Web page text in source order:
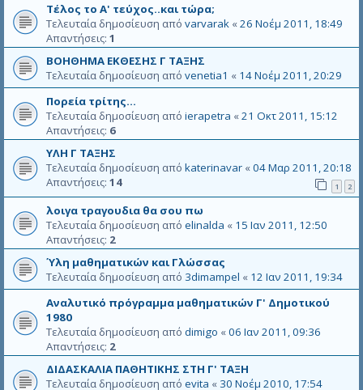
Τέλος το Α' τεύχος..και τώρα;
Τελευταία δημοσίευση από varvarak «26 Νοέμ 2011, 18:49
Απαντήσεις: 1
ΒΟΗΘΗΜΑ ΕΚΘΕΣΗΣ Γ ΤΑΞΗΣ
Τελευταία δημοσίευση από venetia1 « 14 Νοέμ 2011, 20:29
Πορεία τρίτης...
Τελευταία δημοσίευση από ierapetra «21 Οκτ 2011, 15:12
Απαντήσεις: 6
ΥΛΗ Γ ΤΑΞΗΣ
Τελευταία δημοσίευση από katerinavar «04 Μαρ 2011, 20:18
Απαντήσεις: 14 1 2
λοιγα τραγουδια θα σου πω
Τελευταία δημοσίευση από elinalda « 15 Ιαν 2011, 12:50
Απαντήσεις: 2
Ύλη μαθηματικών και Γλώσσας
Τελευταία δημοσίευση από 3dimampel « 12 Ιαν 2011, 19:34
Αναλυτικό πρόγραμμα μαθηματικών Γ' Δημοτικού
1980
Τελευταία δημοσίευση από dimigo «06 Ιαν 2011, 09:36
Απαντήσεις: 2
ΔΙΔΑΣΚΑΛΙΑ ΠΑΘΗΤΙΚΗΣ ΣΤΗ Γ' ΤΑΞΗ
Τελευταία δημοσίευση από evita « 30 Νοέμ 2010, 17:54